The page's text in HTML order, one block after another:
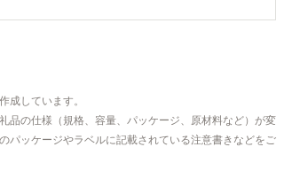
成しています。
品の仕様（規格、容量、パッケージ、原材料など）が変
パッケージやラベルに記載されている注意書きなどをご